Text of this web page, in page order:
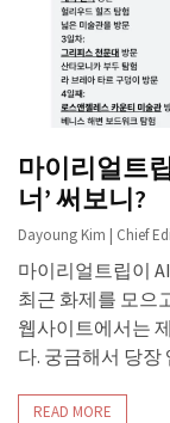
마이리얼트
너’ 써보니?
Dayoung Kim | Chief
마이리얼트립이
최근 화제를 모으
웹사이트에서는
다. 궁금해서 당장
READ MORE